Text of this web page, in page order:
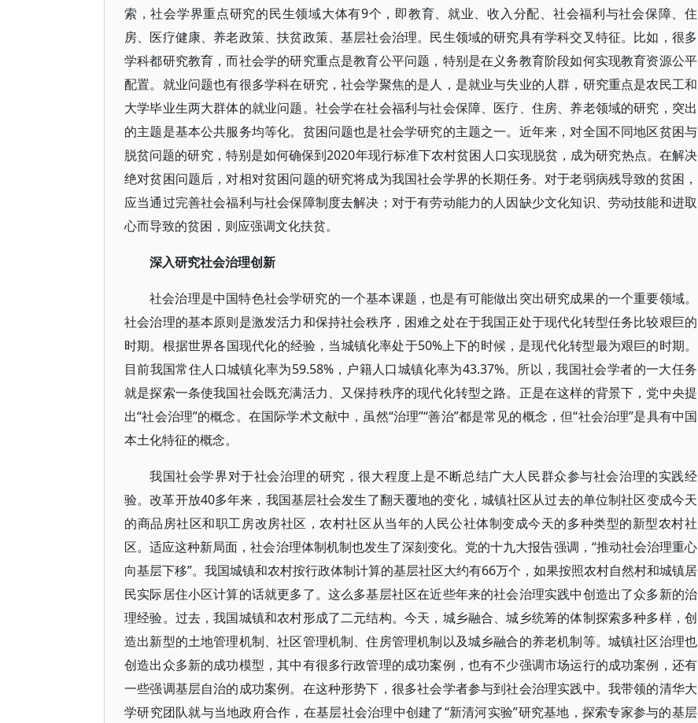
索，社会学界重点研究的民生领域大体有9个，即教育、就业、收入分配、社会福利与社会保障、住
房、医疗健康、养老政策、扶贫政策、基层社会治理。民生领域的研究具有学科交叉特征。比如，很多
学科都研究教育，而社会学的研究重点是教育公平问题，特别是在义务教育阶段如何实现教育资源公平
配置。就业问题也有很多学科在研究，社会学聚焦的是人，是就业与失业的人群，研究重点是农民工和
大学毕业生两大群体的就业问题。社会学在社会福利与社会保障、医疗、住房、养老领域的研究，突出
的主题是基本公共服务均等化。贫困问题也是社会学研究的主题之一。近年来，对全国不同地区贫困与
脱贫问题的研究，特别是如何确保到2020年现行标准下农村贫困人口实现脱贫，成为研究热点。在解决
绝对贫困问题后，对相对贫困问题的研究将成为我国社会学界的长期任务。对于老弱病残导致的贫困，
应当通过完善社会福利与社会保障制度去解决；对于有劳动能力的人因缺少文化知识、劳动技能和进取
心而导致的贫困，则应强调文化扶贫。
深入研究社会治理创新
社会治理是中国特色社会学研究的一个基本课题，也是有可能做出突出研究成果的一个重要领域。
社会治理的基本原则是激发活力和保持社会秩序，困难之处在于我国正处于现代化转型任务比较艰巨的
时期。根据世界各国现代化的经验，当城镇化率处于50%上下的时候，是现代化转型最为艰巨的时期。
目前我国常住人口城镇化率为59.58%，户籍人口城镇化率为43.37%。所以，我国社会学者的一大任务
就是探索一条使我国社会既充满活力、又保持秩序的现代化转型之路。正是在这样的背景下，党中央提
出“社会治理”的概念。在国际学术文献中，虽然“治理”“善治”都是常见的概念，但“社会治理”是具有中国
本土化特征的概念。
我国社会学界对于社会治理的研究，很大程度上是不断总结广大人民群众参与社会治理的实践经
验。改革开放40多年来，我国基层社会发生了翻天覆地的变化，城镇社区从过去的单位制社区变成今天
的商品房社区和职工房改房社区，农村社区从当年的人民公社体制变成今天的多种类型的新型农村社
区。适应这种新局面，社会治理体制机制也发生了深刻变化。党的十九大报告强调，“推动社会治理重心
向基层下移”。我国城镇和农村按行政体制计算的基层社区大约有66万个，如果按照农村自然村和城镇居
民实际居住小区计算的话就更多了。这么多基层社区在近些年来的社会治理实践中创造出了众多新的治
理经验。过去，我国城镇和农村形成了二元结构。今天，城乡融合、城乡统筹的体制探索多种多样，创
造出新型的土地管理机制、社区管理机制、住房管理机制以及城乡融合的养老机制等。城镇社区治理也
创造出众多新的成功模型，其中有很多行政管理的成功案例，也有不少强调市场运行的成功案例，还有
一些强调基层自治的成功案例。在这种形势下，很多社会学者参与到社会治理实践中。我带领的清华大
学研究团队就与当地政府合作，在基层社会治理中创建了“新清河实验”研究基地，探索专家参与的基层